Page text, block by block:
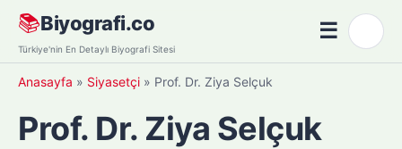
Skip
content
📚Biyografi.co
Türkiye'nin En Detaylı Biyografi Sitesi
☰Menü
Anasayfa » Siyasetçi » Prof. Dr. Ziya Selçuk
Prof. Dr. Ziya Selçuk